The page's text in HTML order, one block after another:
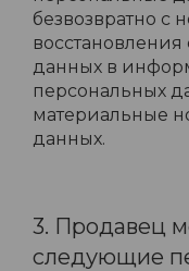
безвозвратно с
данных в
персональных
материальные
данных.
3. Продавец
следующие